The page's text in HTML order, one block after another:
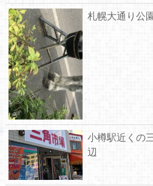
札幌大通り公
小樽駅近くの
辺